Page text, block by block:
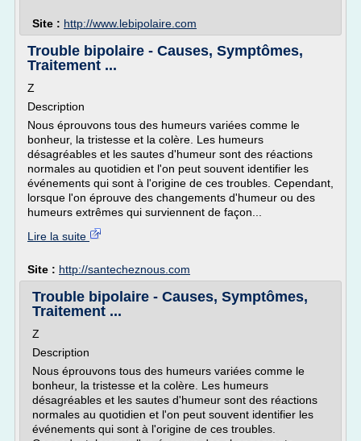
Site : http://www.lebipolaire.com
Trouble bipolaire - Causes, Symptômes,
Traitement ...
Z
Description
Nous éprouvons tous des humeurs variées comme le
bonheur, la tristesse et la colère. Les humeurs
désagréables et les sautes d'humeur sont des réactions
normales au quotidien et l'on peut souvent identifier les
événements qui sont à l'origine de ces troubles. Cependant,
lorsque l'on éprouve des changements d'humeur ou des
humeurs extrêmes qui surviennent de façon...
Lire la suite
Site : http://santecheznous.com
Trouble bipolaire - Causes, Symptômes,
Traitement ...
Z
Description
Nous éprouvons tous des humeurs variées comme le
bonheur, la tristesse et la colère. Les humeurs
désagréables et les sautes d'humeur sont des réactions
normales au quotidien et l'on peut souvent identifier les
événements qui sont à l'origine de ces troubles.